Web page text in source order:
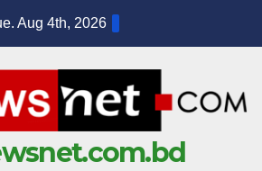
Aug 4th, 2026